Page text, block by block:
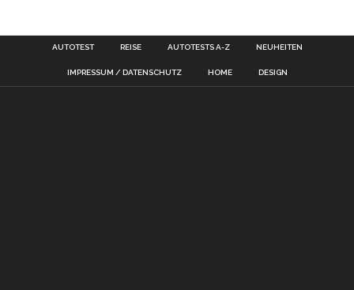
AUTOTEST REISE AUTOTESTS A-Z NEUHEITEN
IMPRESSUM / DATENSCHUTZ HOME DESIGN